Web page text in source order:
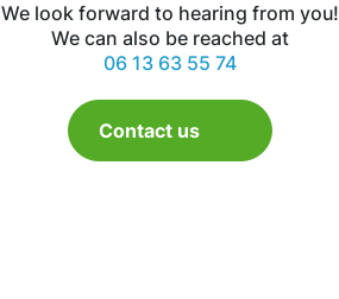
We look forward to hearing from you!
We can also be reached at
06 13 63 55 74
Contact us